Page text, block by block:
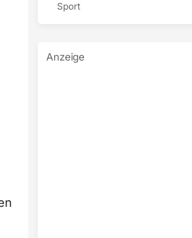
Sport
Anzeige